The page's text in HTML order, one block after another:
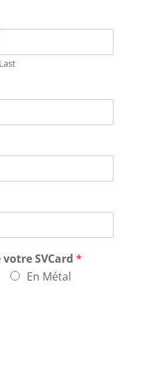
Last
SVCard *
En Métal